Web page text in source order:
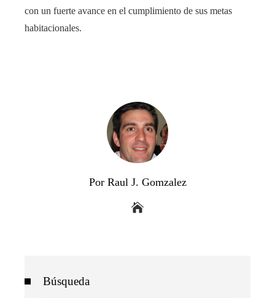
con un fuerte avance en el cumplimiento de sus metas
habitacionales.
Por Raul J. Gomzalez
Búsqueda